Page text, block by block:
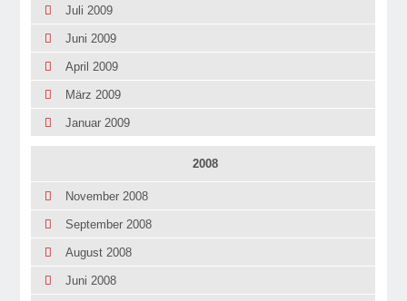
Juli 2009
Juni 2009
April 2009
März 2009
Januar 2009
2008
November 2008
September 2008
August 2008
Juni 2008